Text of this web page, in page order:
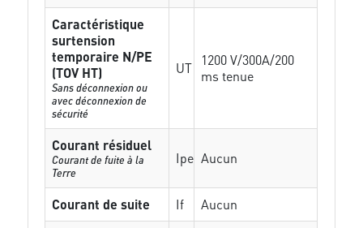
Caractéristique
surtension
temporaire N/PE
(TOV HT)
Sans déconnexion ou
avec déconnexion de
sécurité
UT
1200 V/300A/200
ms tenue
Courant résiduel
Courant de fuite à la
Terre
Ipe Aucun
Courant de suite If
Aucun